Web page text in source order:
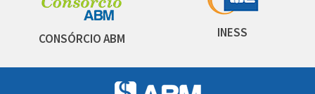
CONSÓRCIO ABM INESS